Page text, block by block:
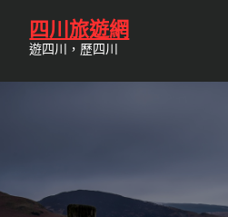
四川旅遊網
遊四川，歷四川